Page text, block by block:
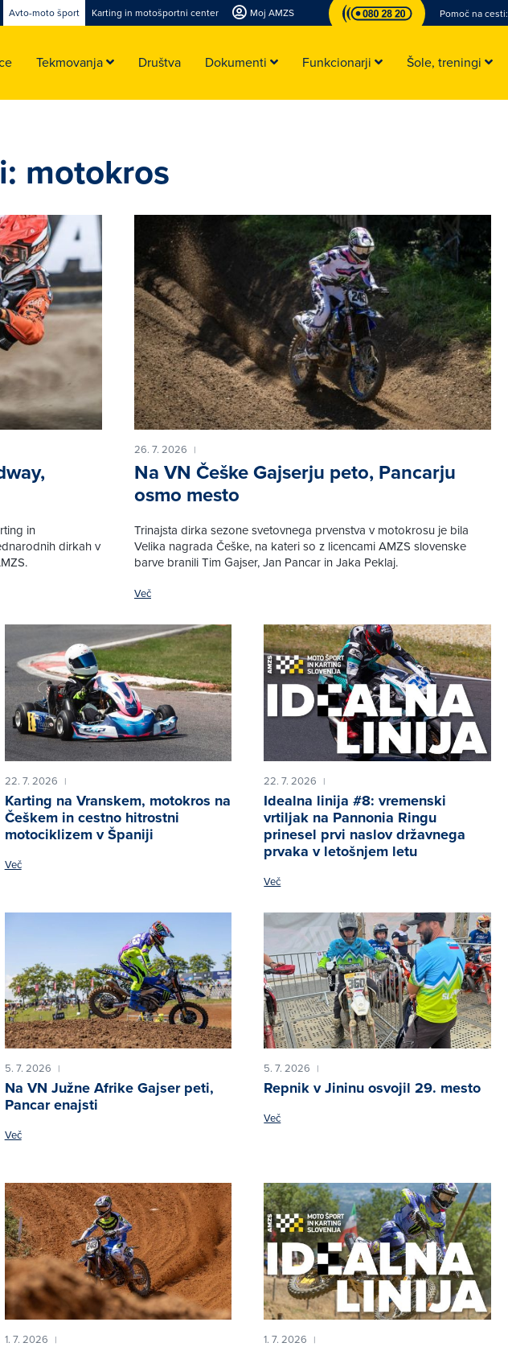
Avto-moto šport Karting in motošportni center Moj AMZS Pomoč na cesti:
Tekmovanja Društva Dokumenti Funkcionarji Šole, treningi
motokros
in
dirkah v
26. 7. 2026 |
Na VN Češke Gajserju peto, Pancarju
osmo mesto
Trinajsta dirka sezone svetovnega prvenstva v motokrosu je bila
Velika nagrada Češke, na kateri so z licencami AMZS slovenske
barve branili Tim Gajser, Jan Pancar in Jaka Peklaj.
Več
22. 7. 2026 |
Karting na Vranskem, motokros na
Češkem in cestno hitrostni
motociklizem v Španiji
Več
22. 7. 2026 |
Idealna linija #8: vremenski
vrtiljak na Pannonia Ringu
prinesel prvi naslov državnega
prvaka v letošnjem letu
Več
5. 7. 2026 |
Na VN Južne Afrike Gajser peti,
Pancar enajsti
Več
5. 7. 2026 |
Repnik v Jininu osvojil 29. mesto
Več
1. 7. 2026 | 1. 7. 2026 |